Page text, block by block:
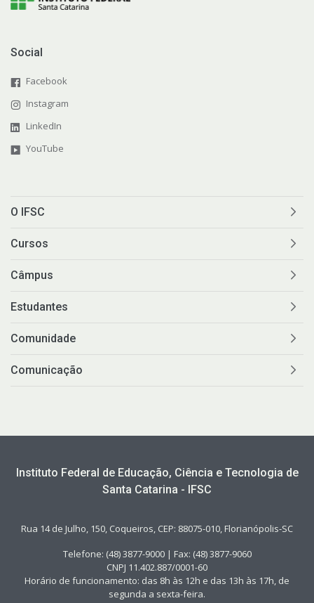
Social
Facebook
Instagram
LinkedIn
YouTube
O IFSC
Cursos
Câmpus
Estudantes
Comunidade
Comunicação
Instituto Federal de Educação, Ciência e Tecnologia de
Santa Catarina - IFSC
Rua 14 de Julho, 150, Coqueiros, CEP: 88075-010, Florianópolis-SC
Telefone: (48) 3877-9000 | Fax: (48) 3877-9060
CNPJ 11.402.887/0001-60
Horário de funcionamento: das 8h às 12h e das 13h às 17h, de
segunda a sexta-feira.